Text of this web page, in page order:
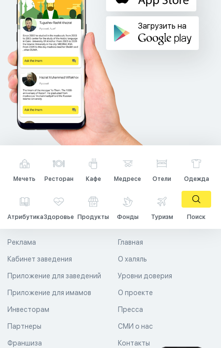
Загрузить на
Мечеть Ресторан Кафе Медресе Отели Одежда
АтрибутикаЗдоровье Продукты Фонды Туризм Поиск
Главная
О халяль
Уровни доверия
Реклама
Кабинет заведения
Приложение для заведений
Приложение для имамов О проекте
Пресса
СМИ о нас
Контакты
Инвесторам
Партнеры
Франшиза